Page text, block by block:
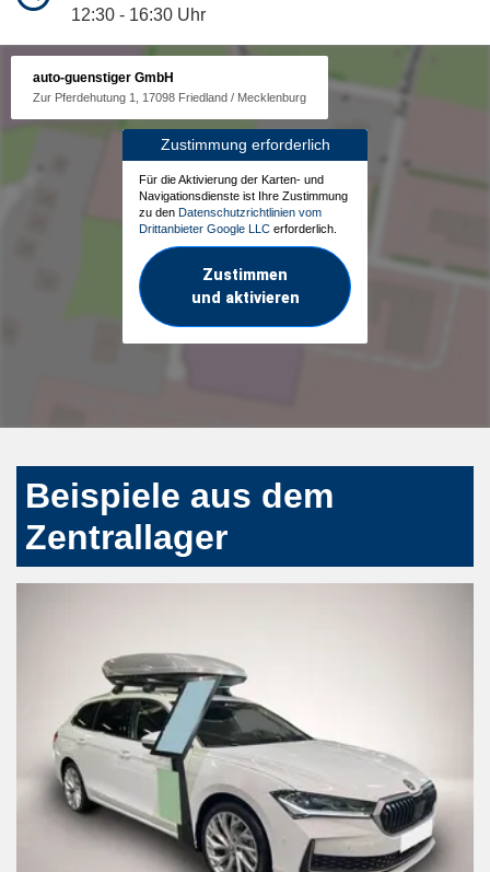
12:30 - 16:30 Uhr
auto-guenstiger GmbH
Zur Pferdehutung 1, 17098 Friedland / Mecklenburg
Zustimmung erforderlich
Für die Aktivierung der Karten- und
Navigationsdienste ist Ihre Zustimmung
zu den Datenschutzrichtlinien vom
Drittanbieter Google LLC erforderlich.
Zustimmen
und aktivieren
Beispiele aus dem
Zentrallager